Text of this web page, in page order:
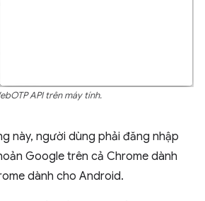
API trên máy tính.
này, người dùng phải đăng nhập
Google trên cả Chrome dành
dành cho Android.